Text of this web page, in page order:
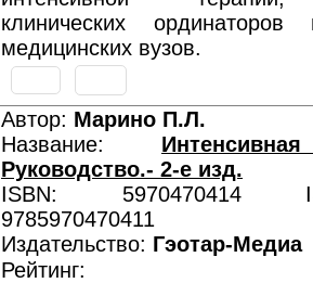
клинических ординаторов
медицинских вузов.
Автор: Марино П.Л.
Название:
Руководство.- 2-е изд.
ISBN: 5970470414
9785970470411
Издательство: Гэотар-Медиа
Рейтинг: